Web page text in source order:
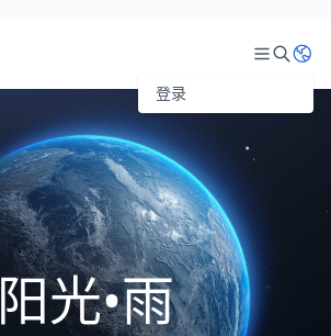
登录
阳光•雨